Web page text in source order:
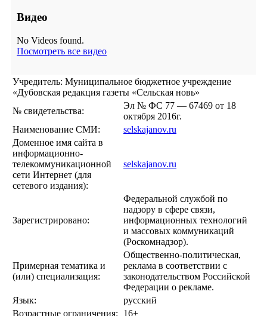
Видео
No Videos found.
Посмотреть все видео
Учредитель: Муниципальное бюджетное учреждение
«Дубовская редакция газеты «Сельская новь»
№ свидетельства:
Эл № ФС 77 — 67469 от 18
октября 2016г.
Наименование СМИ:
selskajanov.ru
Доменное имя сайта в
информационно-
телекоммуникационной
сети Интернет (для
сетевого издания):
selskajanov.ru
Зарегистрировано:
Федеральной службой по
надзору в сфере связи,
информационных технологий
и массовых коммуникаций
(Роскомнадзор).
Примерная тематика и
(или) специализация:
Общественно-политическая,
реклама в соответствии с
законодательством Российской
Федерации о рекламе.
Язык:
русский
Возрастные ограничения:
16+